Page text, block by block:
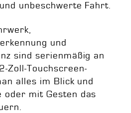
unbeschwerte Fahrt.
und
sind serienmäßig an
Zoll-Touchscreen-
alles im Blick und
oder mit Gesten das